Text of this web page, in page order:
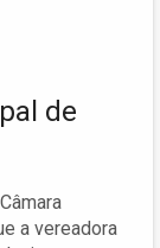
de
a vereadora